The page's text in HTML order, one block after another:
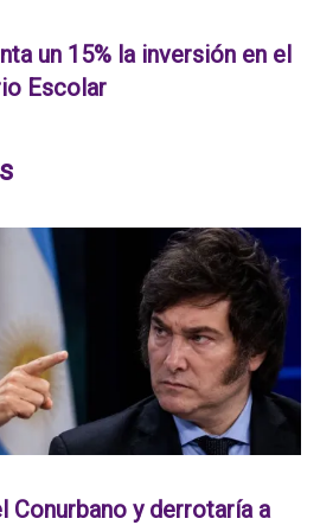
un 15% la inversión en el
Escolar
Conurbano y derrotaría a